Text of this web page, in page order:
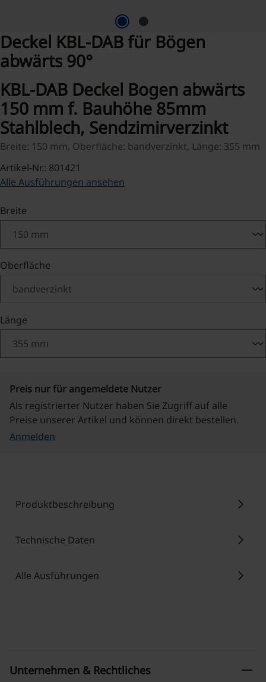
Deckel KBL-DAB für Bögen
abwärts 90°
KBL-DAB Deckel Bogen abwärts
150 mm f. Bauhöhe 85mm
Stahlblech, Sendzimirverzinkt
Breite: 150 mm, Oberfläche: bandverzinkt, Länge: 355 mm
Artikel-Nr.: 801421
Alle Ausführungen ansehen
Breite
Oberfläche
Länge
Preis nur für angemeldete Nutzer
Als registrierter Nutzer haben Sie Zugriff auf alle
Preise unserer Artikel und können direkt bestellen.
Anmelden
Produktbeschreibung chevron_right
Technische Daten chevron_right
Alle Ausführungen chevron_right
Unternehmen & Rechtliches remove